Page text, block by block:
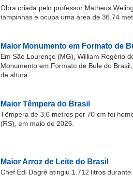
Obra criada pelo professor Matheus
tampinhas e ocupa uma área de 36,74
Maior Monumento em Formato de
Em São Lourenço (MG), William Rogério
Monumento em Formato de Bule do
de altura
Maior Têmpera do Brasil
Têmpera de 3,6 metros por 70 cm foi
(RS), em maio de 2026.
Maior Arroz de Leite do Brasil
Chef Edi Dagrê atingiu 1.712 litros